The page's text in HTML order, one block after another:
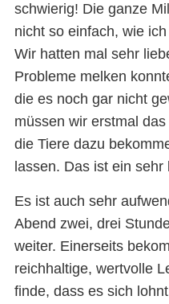
schwierig! Die ganze
nicht so einfach, wie
Wir hatten mal sehr
Probleme melken
die es noch gar nicht
müssen wir erstmal
die Tiere dazu
lassen. Das ist ein
Es ist auch sehr
Abend zwei, drei
weiter. Einerseits
reichhaltige, wertvolle
finde, dass es sich